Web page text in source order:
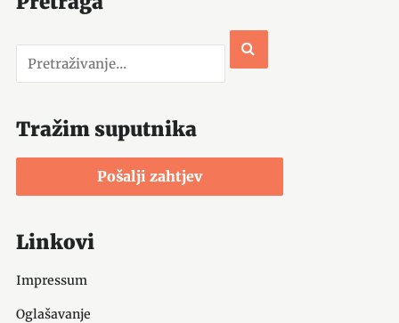
Tražim suputnika
Pošalji zahtjev
Linkovi
Impressum
Oglašavanje